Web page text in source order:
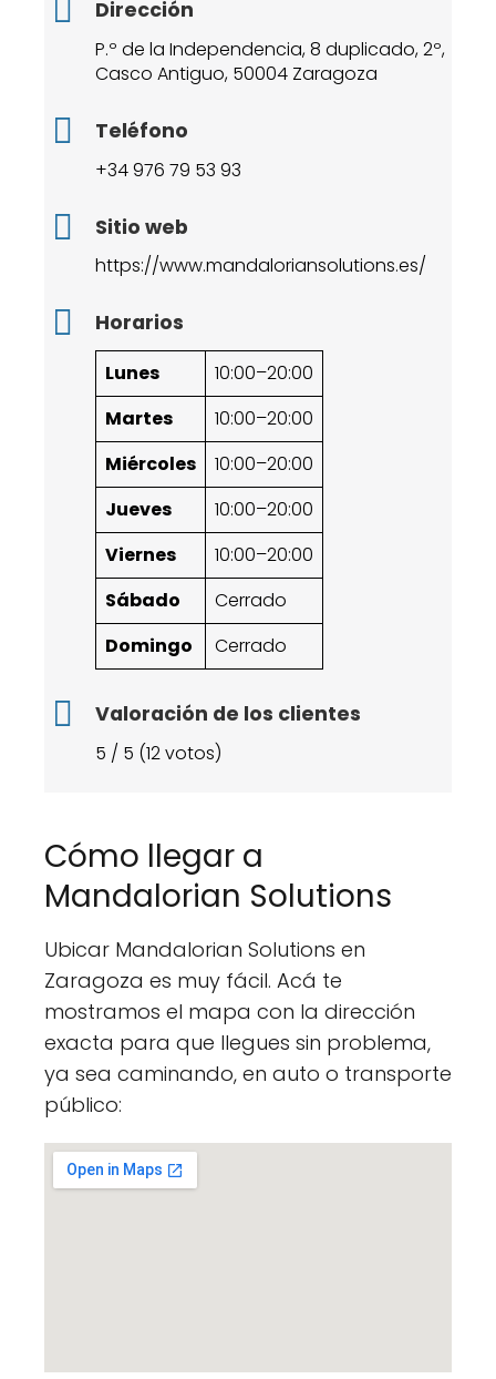
Dirección
P.º de la Independencia, 8 duplicado, 2º,
Casco Antiguo, 50004 Zaragoza
Teléfono
+34 976 79 53 93
Sitio web
https://www.mandaloriansolutions.es/
Horarios
Lunes
10:00–20:00
Martes
10:00–20:00
Miércoles
10:00–20:00
Jueves
10:00–20:00
Viernes
10:00–20:00
Sábado
Cerrado
Domingo
Cerrado
Valoración de los clientes
5 / 5 (12 votos)
Cómo llegar a
Mandalorian Solutions
Ubicar Mandalorian Solutions en
Zaragoza es muy fácil. Acá te
mostramos el mapa con la dirección
exacta para que llegues sin problema,
ya sea caminando, en auto o transporte
público: